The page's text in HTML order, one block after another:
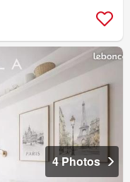
4 Photos